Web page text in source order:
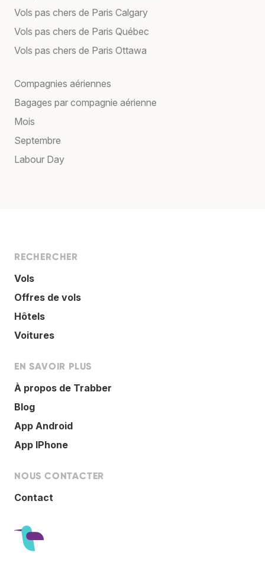
Vols pas chers de Paris Calgary
Vols pas chers de Paris Québec
Vols pas chers de Paris Ottawa
Compagnies aériennes
Bagages par compagnie aérienne
Mois
Septembre
Labour Day
RECHERCHER
Vols
Offres de vols
Hôtels
Voitures
EN SAVOIR PLUS
À propos de Trabber
Blog
App Android
App IPhone
NOUS CONTACTER
Contact